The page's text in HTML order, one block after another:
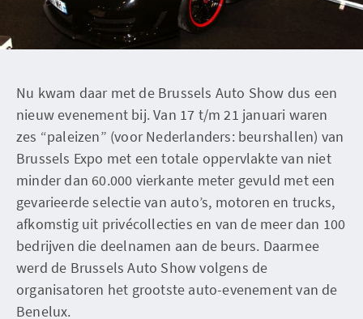
Nu kwam daar met de Brussels Auto Show dus een
nieuw evenement bij. Van 17 t/m 21 januari waren
zes “paleizen” (voor Nederlanders: beurshallen) van
Brussels Expo met een totale oppervlakte van niet
minder dan 60.000 vierkante meter gevuld met een
gevarieerde selectie van auto’s, motoren en trucks,
afkomstig uit privécollecties en van de meer dan 100
bedrijven die deelnamen aan de beurs. Daarmee
werd de Brussels Auto Show volgens de
organisatoren het grootste auto-evenement van de
Benelux.